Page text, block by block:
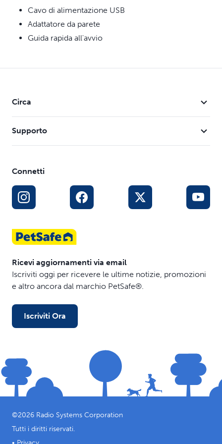
mento.
Cavo di alimentazione USB
Adattatore da parete
Guida rapida all'avvio
Circa
Supporto
Connetti
Ricevi aggiornamenti via email
Iscriviti oggi per ricevere le ultime notizie, promozioni
e altro ancora dal marchio PetSafe®.
Iscriviti Ora
©2026 Radio Systems Corporation
Tutti i diritti riservati.